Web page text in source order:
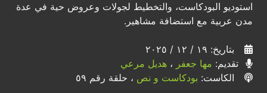
استوديو البودكاست، والتخطيط لجولات وعروض حية في عدة
مدن عربية مع استضافة مشاهير.
بتاريخ: ١٩ / ١٢ / ٢٠٢٥
تقديم: مها جعفر ، هديل مرعي
الكاست: بودكاست و نص ، حلقة رقم ٥٩